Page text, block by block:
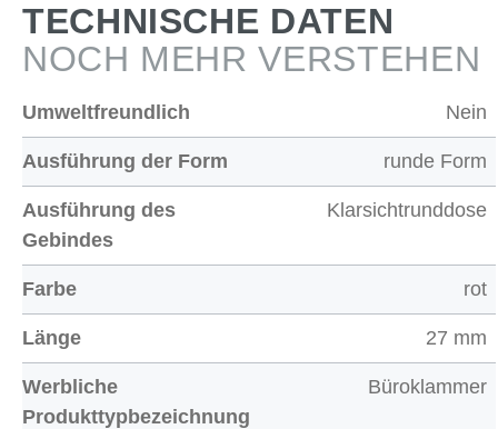
TECHNISCHE DATEN
NOCH MEHR VERSTEHEN
Umweltfreundlich Nein
Ausführung der Form runde Form
Ausführung des
Gebindes
Klarsichtrunddose
Farbe rot
Länge 27 mm
Werbliche
Produkttypbezeichnung
Büroklammer